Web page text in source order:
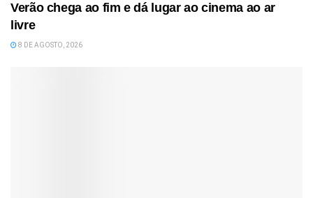
Verão chega ao fim e dá lugar ao cinema ao ar
livre
8 DE AGOSTO, 2026